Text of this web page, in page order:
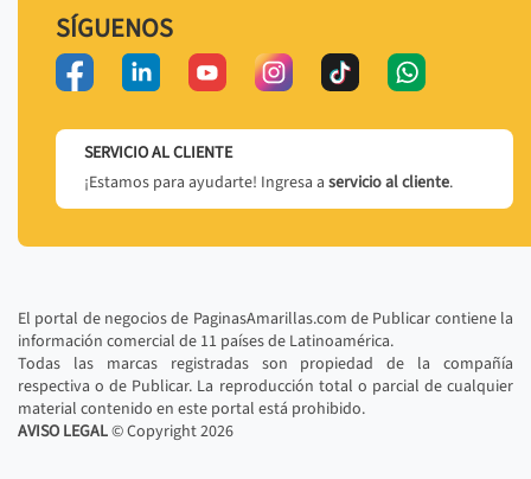
SÍGUENOS
SERVICIO AL CLIENTE
¡Estamos para ayudarte! Ingresa a servicio al cliente.
El portal de negocios de PaginasAmarillas.com de Publicar contiene la
información comercial de 11 países de Latinoamérica.
Todas las marcas registradas son propiedad de la compañía
respectiva o de Publicar. La reproducción total o parcial de cualquier
material contenido en este portal está prohibido.
AVISO LEGAL© Copyright2026